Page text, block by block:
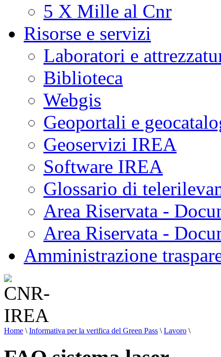
5 X Mille al Cnr
Risorse e servizi
Laboratori e
Biblioteca
Webgis
Geoportali e
Geoservizi IREA
Software IREA
Glossario di
Area Riservata -
Area Riservata -
Amministrazione
Home \ Informativa per la verifica del Green Pass \ Lavoro \